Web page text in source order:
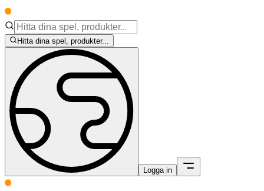
Hitta dina spel, produkter...
Logga in